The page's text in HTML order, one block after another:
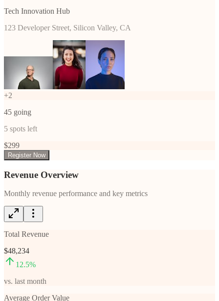
Tech Innovation Hub
123 Developer Street, Silicon Valley, CA
+2
45 going
5 spots left
$299
Register Now
Revenue Overview
Monthly revenue performance and key metrics
Total Revenue
$48,234
12.5%
vs. last month
Average Order Value